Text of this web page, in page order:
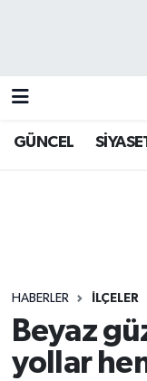
GÜNCEL
HABERLER İLÇELER
Beyaz
yollar